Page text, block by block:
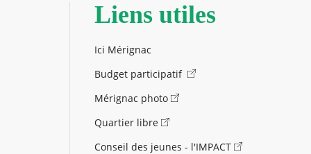
Liens utiles
Ici Mérignac
Budget participatif
Mérignac photo
Quartier libre
Conseil des jeunes - l'IMPACT